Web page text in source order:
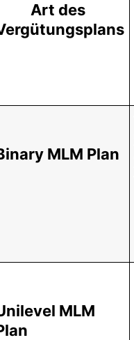
Art des
MLM Plan
MLM